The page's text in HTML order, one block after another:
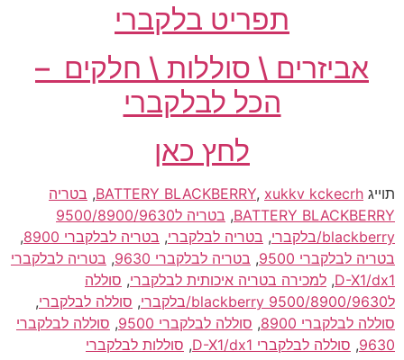
תפריט בלקברי
אביזרים \ סוללות \ חלקים –
הכל לבלקברי
לחץ כאן
תוייג BATTERY BLACKBERRY, xukkv kckecrh
, בטריה
BATTERY BLACKBERRY
,
בטריה ל9500/8900/9630
blackberry/בלקברי
, בטריה לבלקברי, בטריה לבלקברי 8900
,
בטריה לבלקברי 9500
, בטריה לבלקברי 9630 , בטריה לבלקברי
D-X1/dx1
, למכירה בטריה איכותית לבלקברי, סוללה
ל9500/8900/9630 blackberry/בלקברי
, סוללה לבלקברי,
סוללה לבלקברי 8900
, סוללה לבלקברי 9500 , סוללה לבלקברי
9630
, סוללה לבלקברי D-X1/dx1 , סוללות לבלקברי